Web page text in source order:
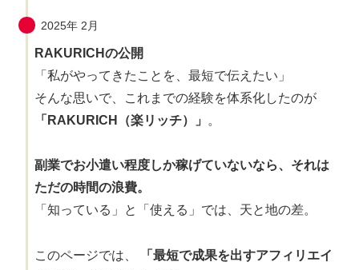
2025年 2月
RAKURICHの公開
「私がやってきたことを、最短で伝えたい」
そんな思いで、これまでの経験を体系化したのが
「RAKURICH（楽リッチ）」
。
副業でお小遣い程度しか稼げていないなら、それは
ただの時間の浪費。
「知っている」と「使える」では、天と地の差。
このページでは、
「最短で成果を出すアフィリエイ